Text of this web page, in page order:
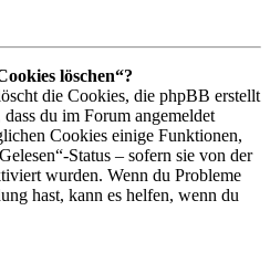
löschen“?
die Cookies, die phpBB erstellt
du im Forum angemeldet
Cookies einige Funktionen,
Status – sofern sie von der
wurden. Wenn du Probleme
hast, kann es helfen, wenn du